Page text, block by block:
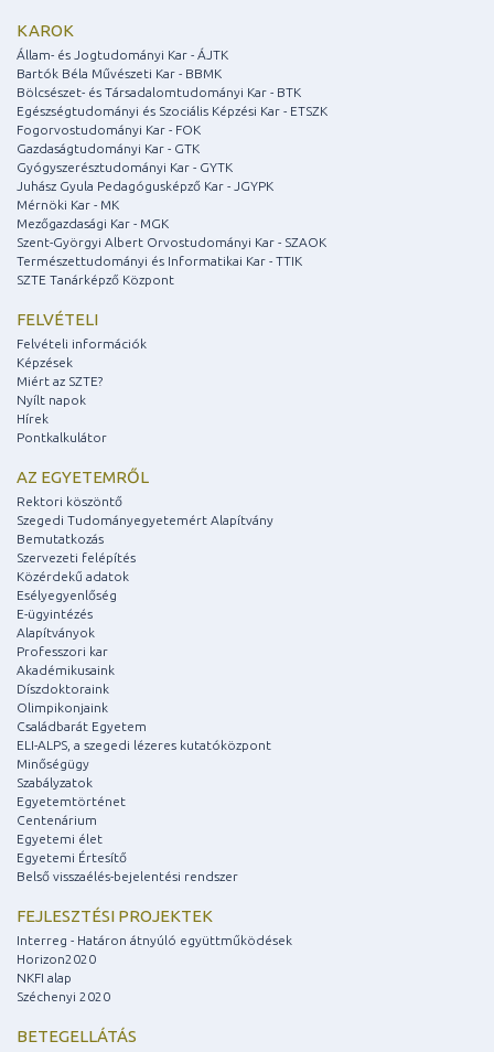
KAROK
Állam- és Jogtudományi Kar - ÁJTK
Bartók Béla Művészeti Kar - BBMK
Bölcsészet- és Társadalomtudományi Kar - BTK
Egészségtudományi és Szociális Képzési Kar - ETSZK
Fogorvostudományi Kar - FOK
Gazdaságtudományi Kar - GTK
Gyógyszerésztudományi Kar - GYTK
Juhász Gyula Pedagógusképző Kar - JGYPK
Mérnöki Kar - MK
Mezőgazdasági Kar - MGK
Szent-Györgyi Albert Orvostudományi Kar - SZAOK
Természettudományi és Informatikai Kar - TTIK
SZTE Tanárképző Központ
FELVÉTELI
Felvételi információk
Képzések
Miért az SZTE?
Nyílt napok
Hírek
Pontkalkulátor
AZ EGYETEMRŐL
Rektori köszöntő
Szegedi Tudományegyetemért Alapítvány
Bemutatkozás
Szervezeti felépítés
Közérdekű adatok
Esélyegyenlőség
E-ügyintézés
Alapítványok
Professzori kar
Akadémikusaink
Díszdoktoraink
Olimpikonjaink
Családbarát Egyetem
ELI-ALPS, a szegedi lézeres kutatóközpont
Minőségügy
Szabályzatok
Egyetemtörténet
Centenárium
Egyetemi élet
Egyetemi Értesítő
Belső visszaélés-bejelentési rendszer
FEJLESZTÉSI PROJEKTEK
Interreg - Határon átnyúló együttműködések
Horizon2020
NKFI alap
Széchenyi 2020
BETEGELLÁTÁS